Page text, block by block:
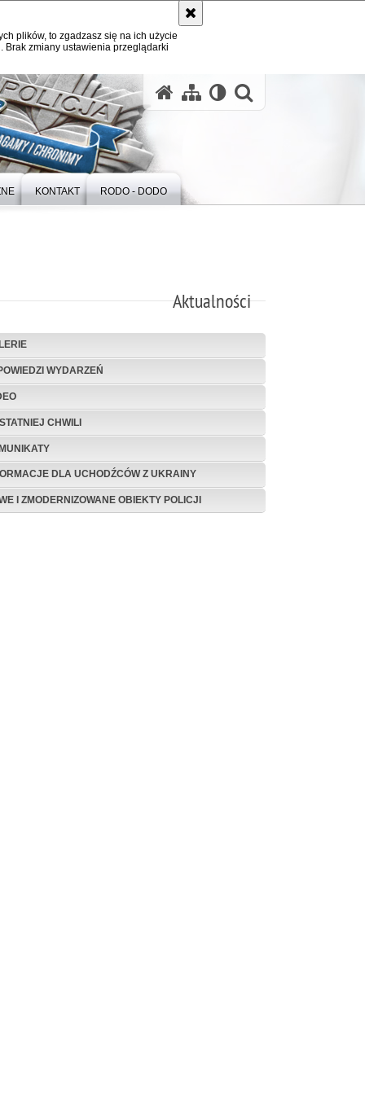
plików, to zgadzasz się na ich użycie
zmiany ustawienia przeglądarki
KONTAKT RODO - DODO
Aktualności
WYDARZEŃ
CHWILI
DLA UCHODŹCÓW Z UKRAINY
I ZMODERNIZOWANE OBIEKTY POLICJI